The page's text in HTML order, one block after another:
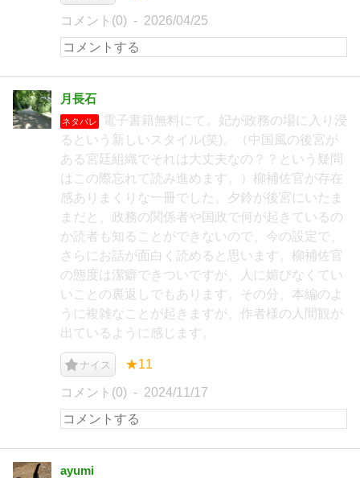
コメント(0) 2026/04/25
月長石
ネタバレ
電子書籍無料にて。妃が政務の場に入り浸
るという新しいスタイル(笑)。（中国風の後宮が
ある宮廷組織でそれは大丈夫なの？？という疑問
はこの際忘れて読み進めます。）柳補佐官が存在
感ありまくりな一冊でした。夕鈴が後宮にいたま
まだと、政務の関係者や国政で何が起きているの
か読者も知ることができないので、今の設定で、
さらにお話が面白く読めると思います。柳補佐官
の態度は潔癖できついですが、人に媚びなくてい
いことの裏返しでもあります。その分、本編のよ
うに複雑なことが起きますが、作者様の人間観が
出ているように感じます。
ナイス ★11
コメント(0) 2024/11/17
ayumi